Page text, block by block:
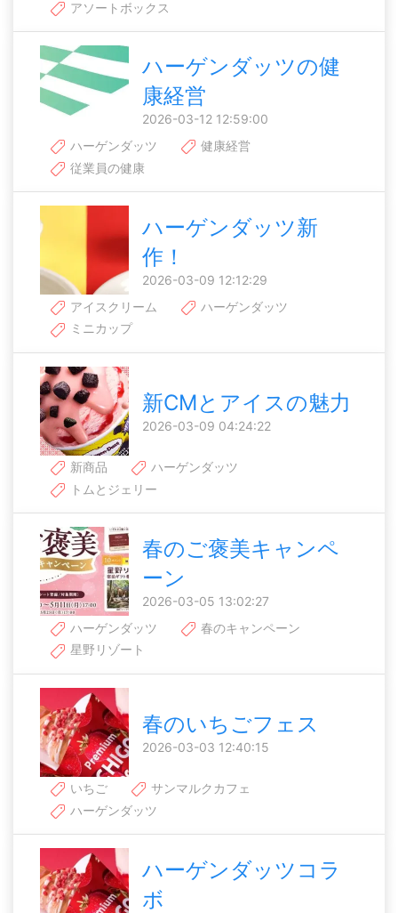
アソートボックス
ハーゲンダッツの健
康経営
2026-03-12 12:59:00
ハーゲンダッツ
健康経営
従業員の健康
ハーゲンダッツ新
作！
2026-03-09 12:12:29
アイスクリーム
ハーゲンダッツ
ミニカップ
新CMとアイスの魅力
2026-03-09 04:24:22
新商品
ハーゲンダッツ
トムとジェリー
春のご褒美キャンペ
ーン
2026-03-05 13:02:27
ハーゲンダッツ
春のキャンペーン
星野リゾート
春のいちごフェス
2026-03-03 12:40:15
いちご
サンマルクカフェ
ハーゲンダッツ
ハーゲンダッツコラ
ボ